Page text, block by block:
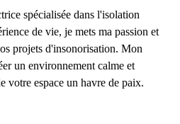
spécialisée dans l'isolation
de vie, je mets ma passion et
projets d'insonorisation. Mon
un environnement calme et
votre espace un havre de paix.